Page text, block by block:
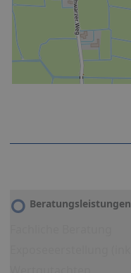
Beratungsleistungen